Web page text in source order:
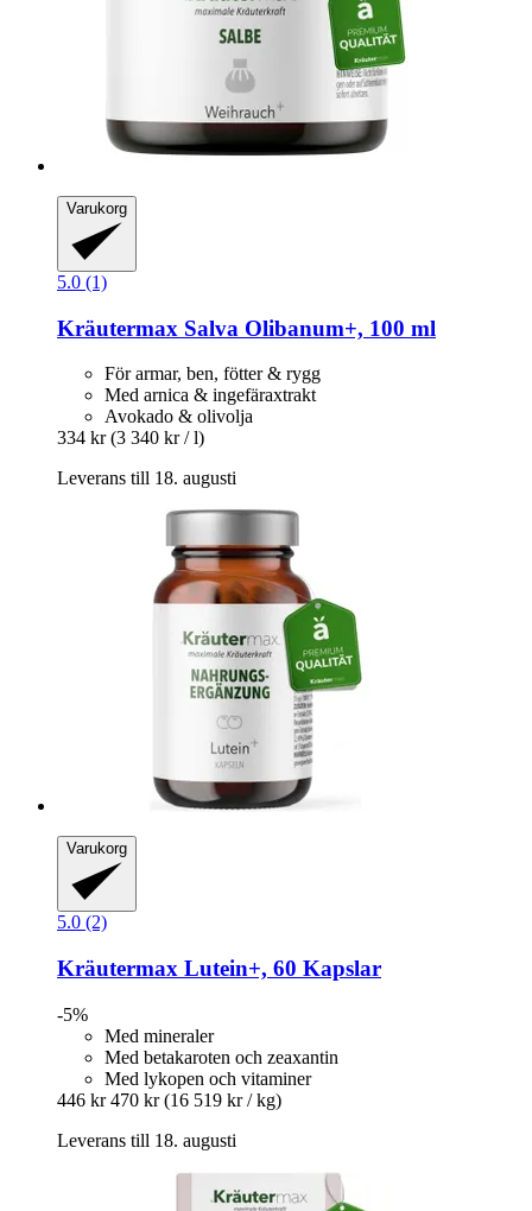
Varukorg
5.0 (1)
Kräutermax Salva Olibanum+, 100 ml
För armar, ben, fötter & rygg
Med arnica & ingefäraxtrakt
Avokado & olivolja
334 kr (3 340 kr / l)
Leverans till 18. augusti
Varukorg
5.0 (2)
Kräutermax Lutein+, 60 Kapslar
-5%
Med mineraler
Med betakaroten och zeaxantin
Med lykopen och vitaminer
446 kr 470 kr (16 519 kr / kg)
Leverans till 18. augusti